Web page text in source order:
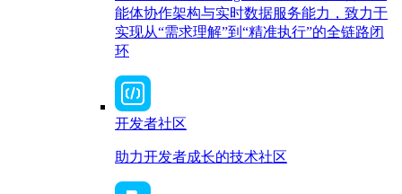
能体协作架构与实时数据服务能力，致力于
实现从“需求理解”到“精准执行”的全链路闭
环
开发者社区
助力开发者成长的技术社区